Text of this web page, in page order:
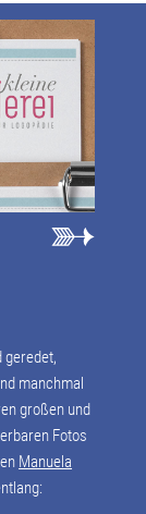
geredet,
manchmal
großen und
Fotos
Manuela